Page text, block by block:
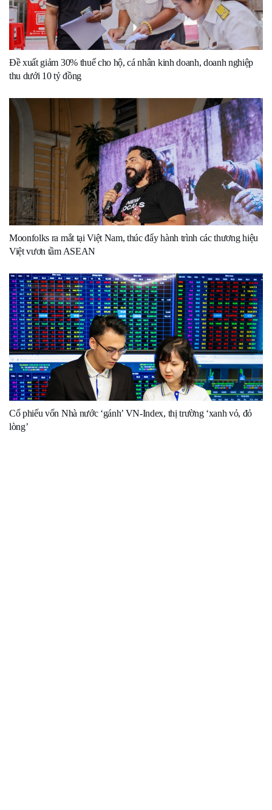
Đề xuất giảm 30% thuế cho hộ, cá nhân kinh doanh, doanh nghiệp
thu dưới 10 tỷ đồng
Moonfolks ra mắt tại Việt Nam, thúc đẩy hành trình các thương hiệu
Việt vươn tầm ASEAN
Cổ phiếu vốn Nhà nước ‘gánh’ VN-Index, thị trường ‘xanh vỏ, đỏ
lòng’